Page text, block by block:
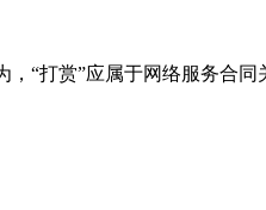
“打赏”应属于网络服务合